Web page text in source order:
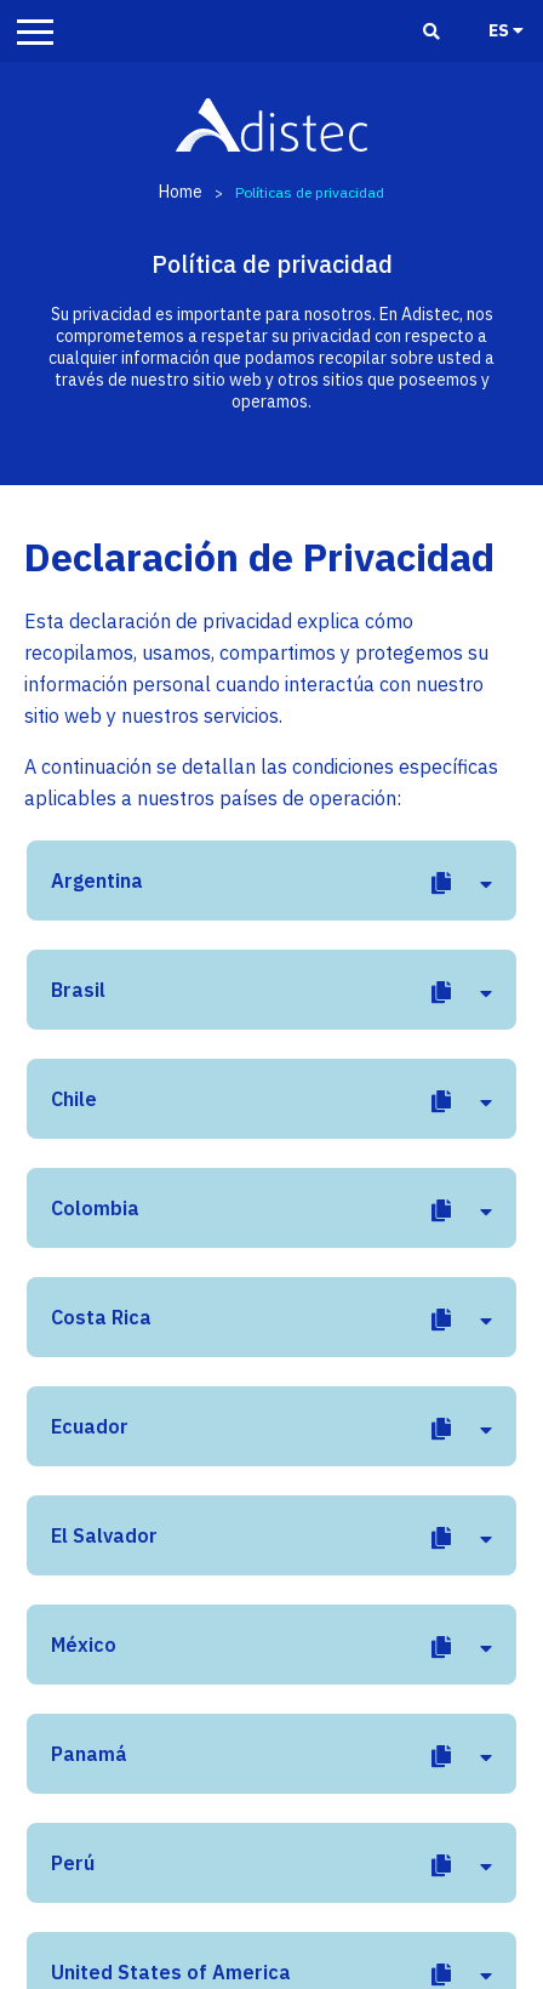
ES
Home > Políticas de privacidad
Política de privacidad
Su privacidad es importante para nosotros. En Adistec, nos
comprometemos a respetar su privacidad con respecto a
cualquier información que podamos recopilar sobre usted a
través de nuestro sitio web y otros sitios que poseemos y
operamos.
Declaración de Privacidad
Esta declaración de privacidad explica cómo
recopilamos, usamos, compartimos y protegemos su
información personal cuando interactúa con nuestro
sitio web y nuestros servicios.
A continuación se detallan las condiciones específicas
aplicables a nuestros países de operación:
Argentina
Brasil
Chile
Colombia
Costa Rica
Ecuador
El Salvador
México
Panamá
Perú
United States of America